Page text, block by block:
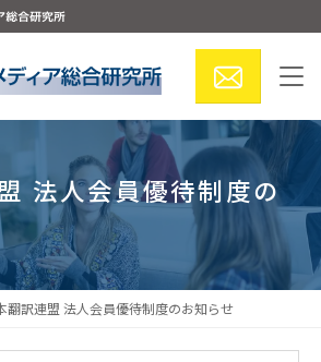
法人会員優待制度の
翻訳連盟 法人会員優待制度のお知らせ